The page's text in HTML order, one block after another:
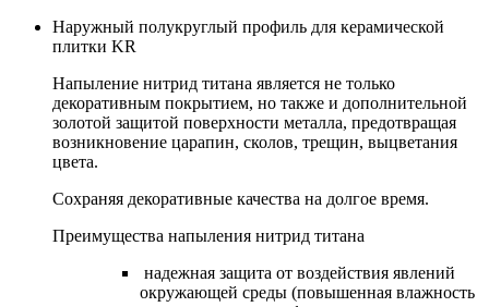
Наружный полукруглый профиль для керамической
плитки KR
Напыление нитрид титана является не только
декоративным покрытием, но также и дополнительной
золотой защитой поверхности металла, предотвращая
возникновение царапин, сколов, трещин, выцветания
цвета.
Сохраняя декоративные качества на долгое время.
Преимущества напыления нитрид титана
надежная защита от воздействия явлений
окружающей среды (повышенная влажность